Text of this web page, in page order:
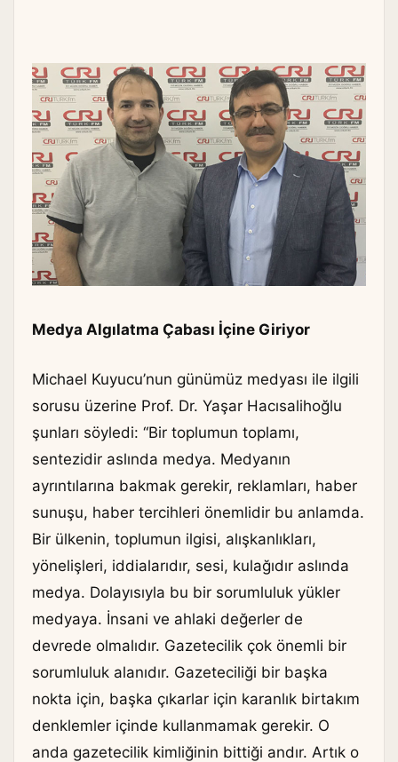
Medya Algılatma Çabası İçine Giriyor
Michael Kuyucu’nun günümüz medyası ile ilgili
sorusu üzerine Prof. Dr. Yaşar Hacısalihoğlu
şunları söyledi: “Bir toplumun toplamı,
sentezidir aslında medya. Medyanın
ayrıntılarına bakmak gerekir, reklamları, haber
sunuşu, haber tercihleri önemlidir bu anlamda.
Bir ülkenin, toplumun ilgisi, alışkanlıkları,
yönelişleri, iddialarıdır, sesi, kulağıdır aslında
medya. Dolayısıyla bu bir sorumluluk yükler
medyaya. İnsani ve ahlaki değerler de
devrede olmalıdır. Gazetecilik çok önemli bir
sorumluluk alanıdır. Gazeteciliği bir başka
nokta için, başka çıkarlar için karanlık birtakım
denklemler içinde kullanmamak gerekir. O
anda gazetecilik kimliğinin bittiği andır. Artık o